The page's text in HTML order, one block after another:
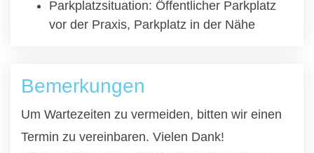
Parkplatzsituation: Öffentlicher Parkplatz
vor der Praxis, Parkplatz in der Nähe
Bemerkungen
Um Wartezeiten zu vermeiden, bitten wir einen
Termin zu vereinbaren. Vielen Dank!